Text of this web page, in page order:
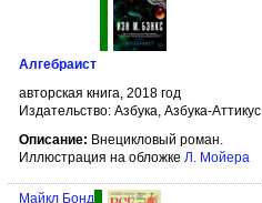
Алгебраист
авторская книга, 2018 год
Издательство: Азбука, Азбука-Аттикус
Описание: Внецикловый роман.
Иллюстрация на обложке Л. Мойера
Майкл Бонд